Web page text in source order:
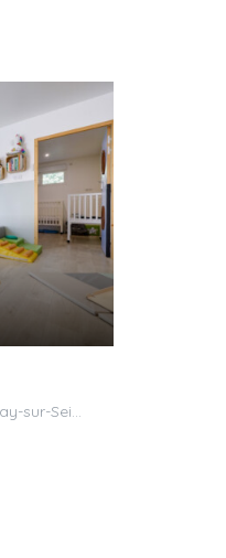
12 Chem. de Conflans, 95220 Herblay-sur-Seine, France